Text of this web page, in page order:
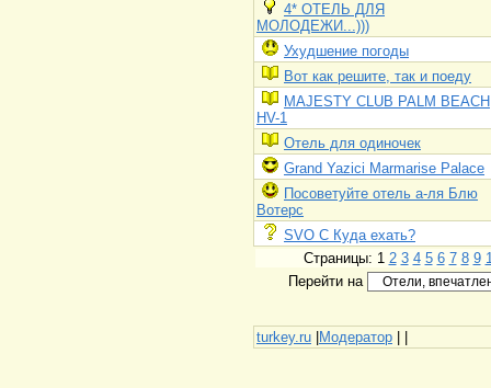
4* ОТЕЛЬ ДЛЯ
МОЛОДЕЖИ...)))
Ухудшение погоды
Вот как решите, так и поеду
MAJESTY CLUB PALM BEACH
HV-1
Отель для одиночек
Grand Yazici Marmarise Palace
Посоветуйте отель а-ля Блю
Вотерс
SVO C Куда ехать?
Страницы: 1 2 3 4 5 6 7 8 9
Перейти на
turkey.ru |Модератор | |